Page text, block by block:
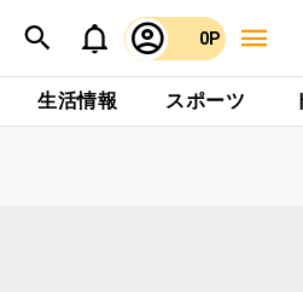
0P
生活情報 スポーツ